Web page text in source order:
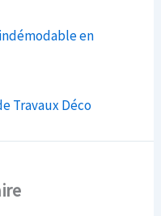
en
Travaux Déco